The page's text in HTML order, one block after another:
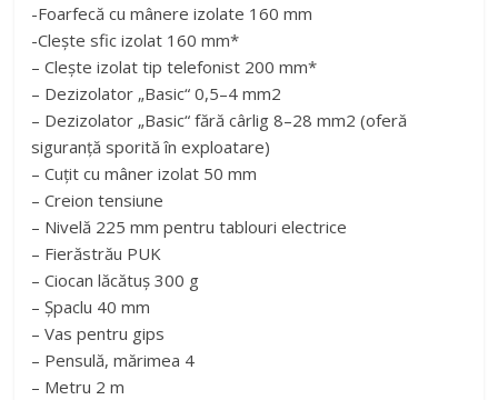
-Foarfecă cu mânere izolate 160 mm
-Clește sfic izolat 160 mm*
– Clește izolat tip telefonist 200 mm*
– Dezizolator „Basic“ 0,5–4 mm2
– Dezizolator „Basic“ fără cârlig 8–28 mm2 (oferă
siguranță sporită în exploatare)
– Cuțit cu mâner izolat 50 mm
– Creion tensiune
– Nivelă 225 mm pentru tablouri electrice
– Fierăstrău PUK
– Ciocan lăcătuș 300 g
– Șpaclu 40 mm
– Vas pentru gips
– Pensulă, mărimea 4
– Metru 2 m